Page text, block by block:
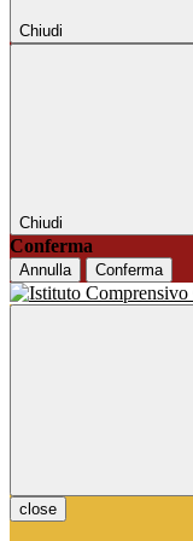
Chiudi
Chiudi
Conferma
Annulla Conferma
close